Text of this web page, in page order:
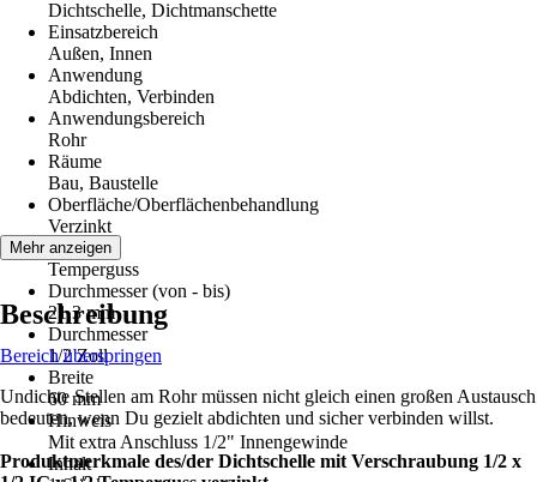
Dichtschelle, Dichtmanschette
Einsatzbereich
Außen, Innen
Anwendung
Abdichten, Verbinden
Anwendungsbereich
Rohr
Räume
Bau, Baustelle
Oberfläche/Oberflächenbehandlung
Verzinkt
Material
Temperguss
Durchmesser (von - bis)
21,3 mm
Durchmesser
1/2 Zoll
Breite
60 mm
Hinweis
Mit extra Anschluss 1/2" Innengewinde
Inhalt
Mehr anzeigen
Beschreibung
Bereich überspringen
Undichte Stellen am Rohr müssen nicht gleich einen großen Austausch
bedeuten, wenn Du gezielt abdichten und sicher verbinden willst.
Produktmerkmale des/der Dichtschelle mit Verschraubung 1/2 x